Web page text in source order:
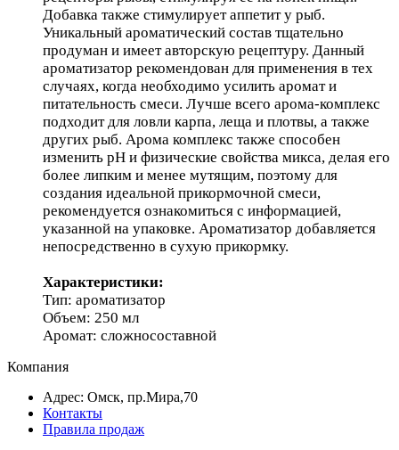
Добавка также стимулирует аппетит у рыб.
Уникальный ароматический состав тщательно
продуман и имеет авторскую рецептуру. Данный
ароматизатор рекомендован для применения в тех
случаях, когда необходимо усилить аромат и
питательность смеси. Лучше всего арома-комплекс
подходит для ловли карпа, леща и плотвы, а также
других рыб. Арома комплекс также способен
изменить pH и физические свойства микса, делая его
более липким и менее мутящим, поэтому для
создания идеальной прикормочной смеси,
рекомендуется ознакомиться с информацией,
указанной на упаковке. Ароматизатор добавляется
непосредственно в сухую прикормку.
Характеристики:
Тип: ароматизатор
Объем: 250 мл
Аромат: сложносоставной
Компания
Адрес: Омск, пр.Мира,70
Контакты
Правила продаж